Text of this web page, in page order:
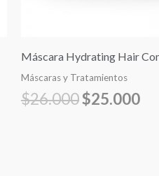
Máscara Hydrating Hair
Máscaras y Tratamientos
$26.000$25.000